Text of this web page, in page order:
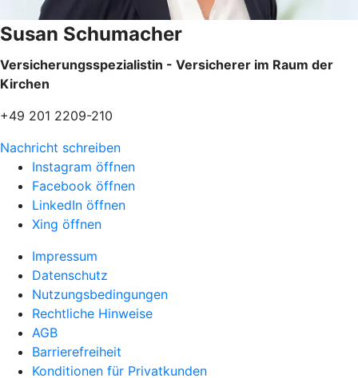
Susan Schumacher
Versicherungsspezialistin - Versicherer im Raum der
Kirchen
+49 201 2209-210
Nachricht schreiben
Instagram öffnen
Facebook öffnen
LinkedIn öffnen
Xing öffnen
Impressum
Datenschutz
Nutzungsbedingungen
Rechtliche Hinweise
AGB
Barrierefreiheit
Konditionen für Privatkunden